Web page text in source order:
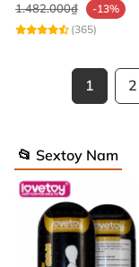
1.482.000₫
-13%
(365)
1 2
📂 Sextoy Nam